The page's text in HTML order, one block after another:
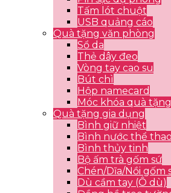
Tấm lót chuột
USB quảng cáo
Quà tặng văn phòng
Sổ da
Thẻ dây đeo
Vòng tay cao su
Bút chì
Hộp namecard
Móc khóa quà tặng
Quà tặng gia dụng
Bình giữ nhiệt
Bình nước thể thao
Bình thủy tinh
Bộ ấm trà gốm sứ
Chén/Dĩa/Nồi gốm
Dù cầm tay (Ô dù)